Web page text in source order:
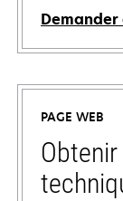
PAGE WEB